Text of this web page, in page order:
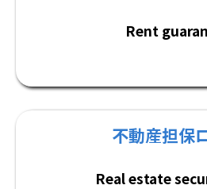
Rent
不動産担保
Real estate